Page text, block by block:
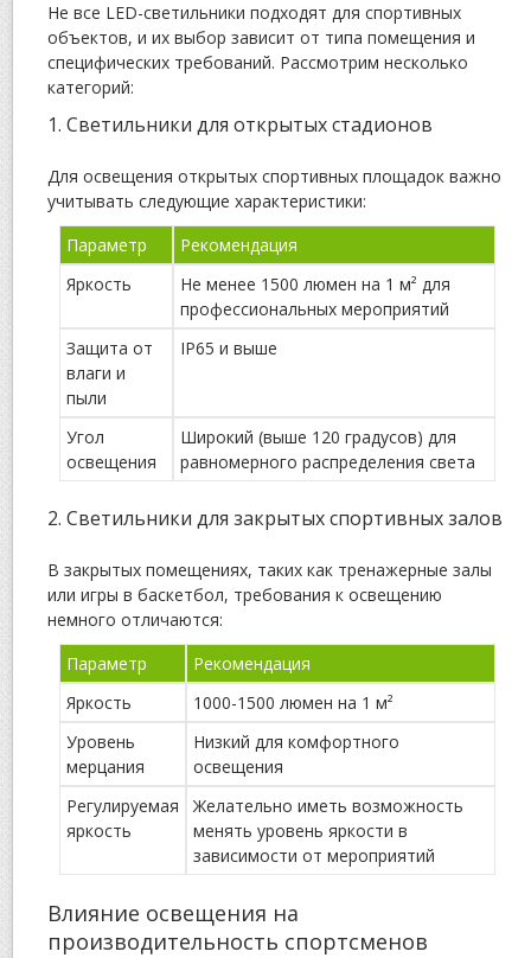
Не все LED-светильники подходят для спортивных
объектов, и их выбор зависит от типа помещения и
специфических требований. Рассмотрим несколько
категорий:
1. Светильники для открытых стадионов
Для освещения открытых спортивных площадок важно
учитывать следующие характеристики:
Параметр
Рекомендация
Яркость
Не менее 1500 люмен на 1 м² для
профессиональных мероприятий
Защита от
влаги и
пыли
IP65 и выше
Угол
освещения
Широкий (выше 120 градусов) для
равномерного распределения света
2. Светильники для закрытых спортивных залов
В закрытых помещениях, таких как тренажерные залы
или игры в баскетбол, требования к освещению
немного отличаются:
Параметр
Рекомендация
Яркость
1000-1500 люмен на 1 м²
Уровень
мерцания
Низкий для комфортного
освещения
Регулируемая
яркость
Желательно иметь возможность
менять уровень яркости в
зависимости от мероприятий
Влияние освещения на
производительность спортсменов